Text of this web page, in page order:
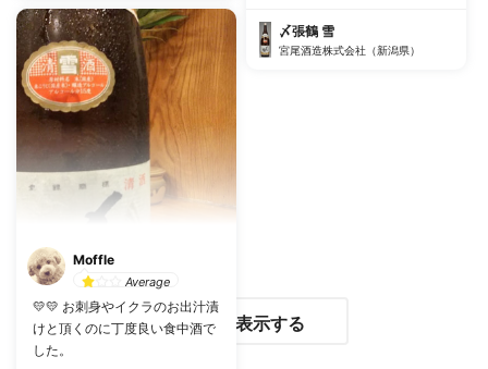
〆張鶴 雪
宮尾酒造株式会社（新潟県）
Moffle
Average
💛💛 お刺身やイクラのお出汁漬
けと頂くのに丁度良い食中酒で
した。
さらに表示する